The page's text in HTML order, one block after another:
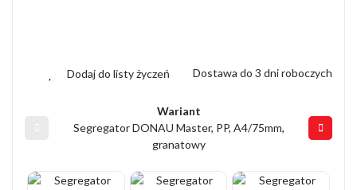
Dostawa do 3 dni roboczych
Dodaj do listy życzeń
Wariant
Segregator DONAU Master, PP, A4/75mm,
granatowy